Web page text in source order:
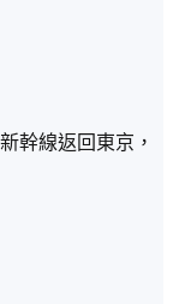
幹線返回東京，